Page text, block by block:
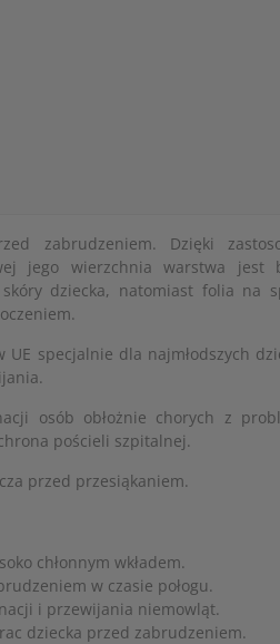
zabrudzeniem. Dzięki
jego wierzchnia warstwa jest
dziecka, natomiast folia na
UE specjalnie dla najmłodszych
osób obłożnie chorych z
pościeli szpitalnej.
przed przesiąkaniem.
chłonnym wkładem.
w czasie połogu.
i przewijania niemowląt.
dziecka przed zabrudzeniem.